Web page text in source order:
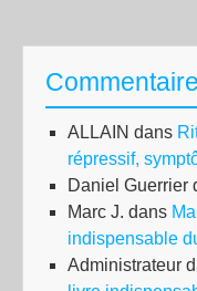
ALLAIN dans
répressif,
Daniel Guerrier
Marc J. dans
indispensable
Administrateur